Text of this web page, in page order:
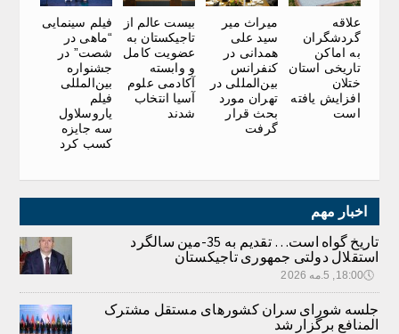
علاقه
گردشگران
به اماکن
تاریخی استان
ختلان
افزایش یافته
است
میراث میر
سید علی
همدانی در
کنفرانس
بین‌المللی در
تهران مورد
بحث قرار
گرفت
بیست عالم از
تاجیکستان به
عضویت کامل
و وابسته
آکادمی علوم
آسیا انتخاب
شدند
فیلم سینمایی
“ماهی در
شصت” در
جشنواره
بین‌المللی
فیلم
یاروسلاول
سه جایزه
کسب کرد
اخبار مهم
تاریخ گواه است… تقدیم به 35-مین سالگرد
استقلال دولتی جمهوری تاجیکستان
🕔18:00, 5.مه 2026
جلسه شورای سران کشورهای مستقل مشترک
المنافع برگزار شد